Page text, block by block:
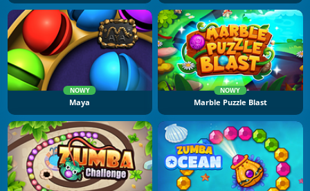
NOWY
Maya
NOWY
Marble Puzzle Blast